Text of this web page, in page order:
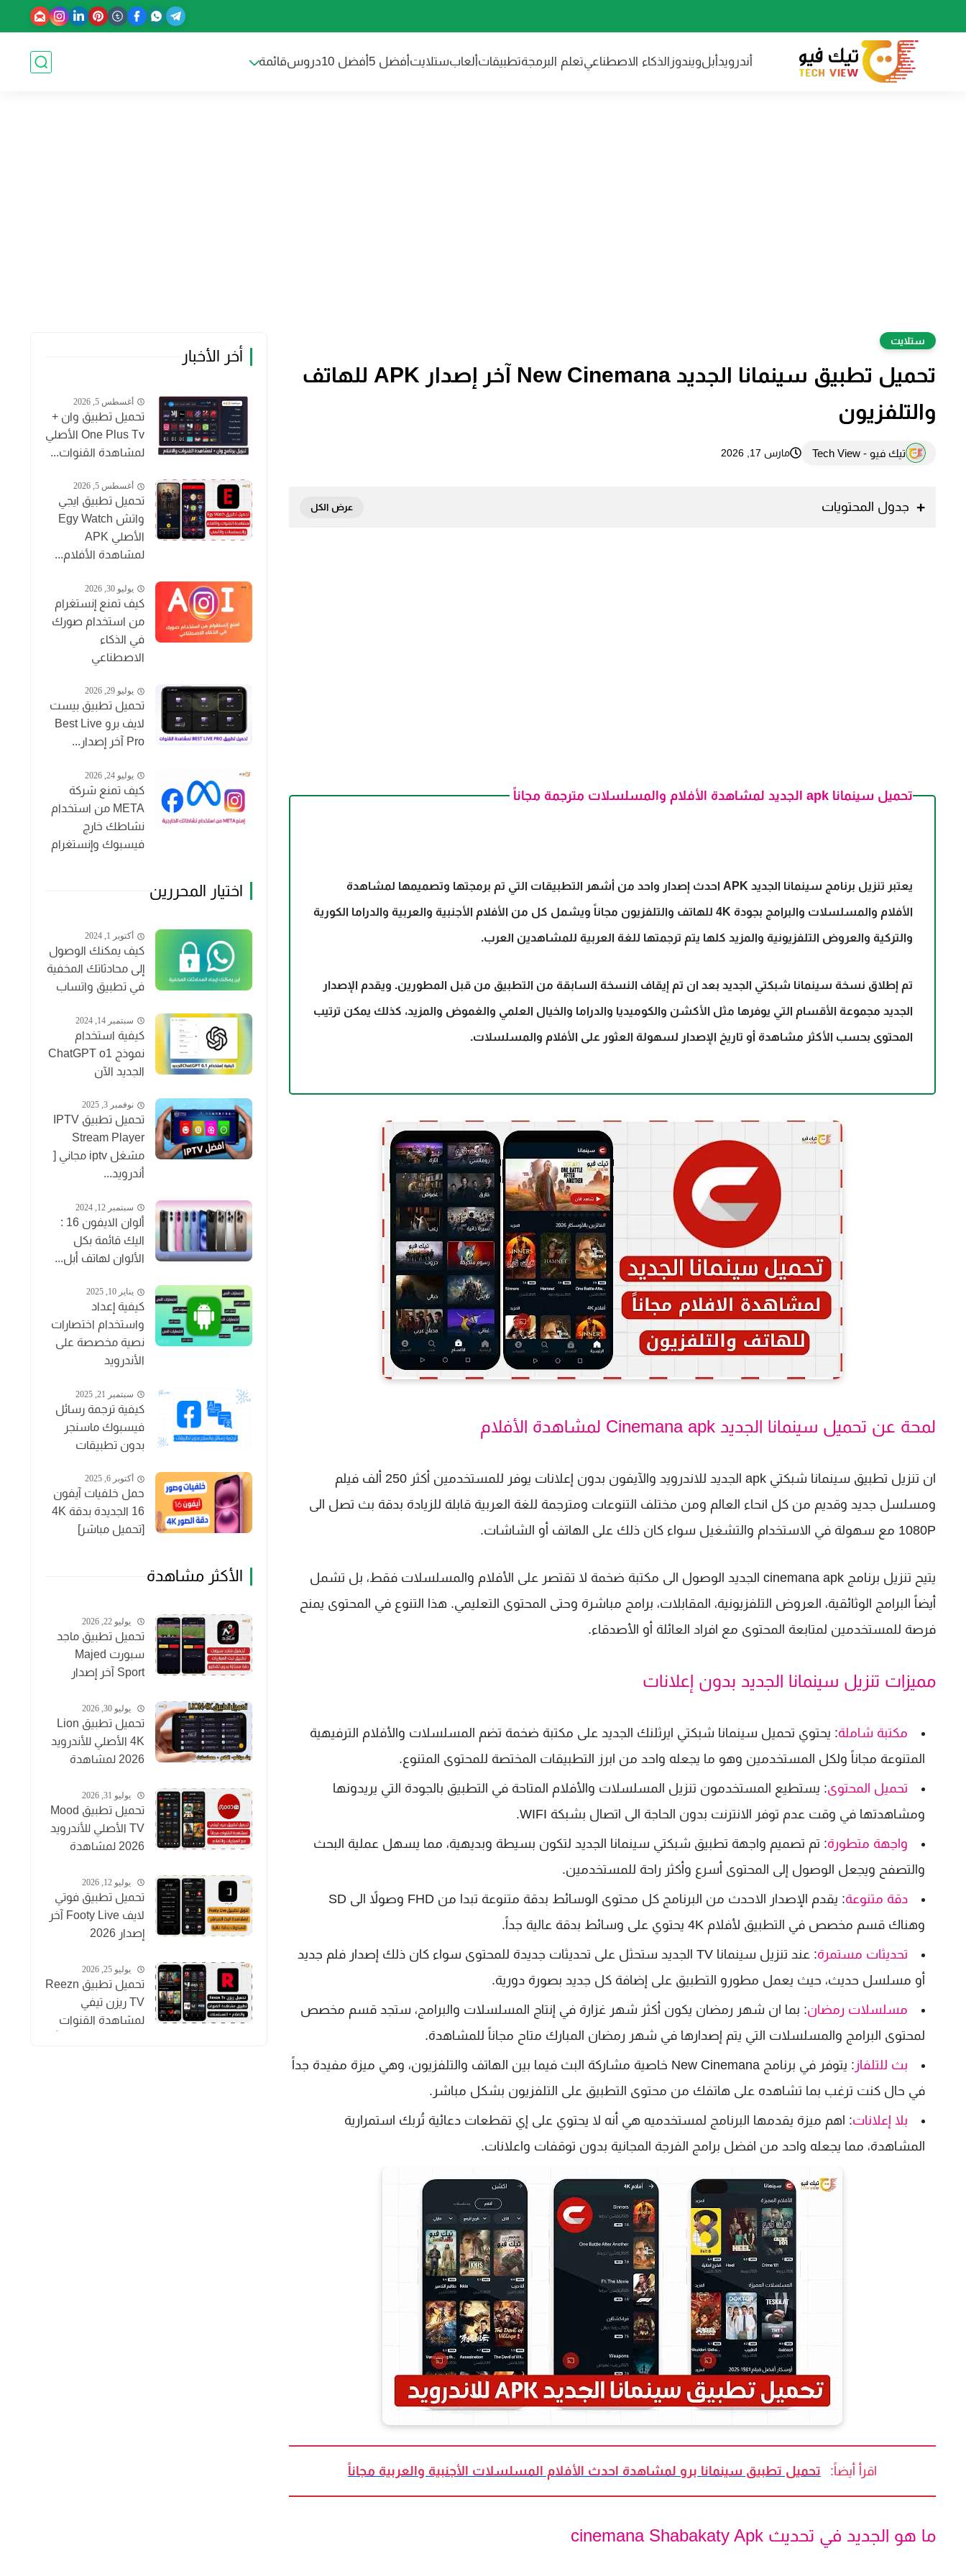
أندرويدأبلويندوز الذكاء الاصطناعيتعلم البرمجةتطبيقاتألعابستلايتأفضل 5 أفضل 10 دروسقائمة
ستلايت
تحميل تطبيق سينمانا الجديد New Cinemana آخر إصدار APK للهاتف
والتلفزيون
تيك فيو - Tech View مارس 17, 2026
جدول المحتويات
تحميل سينمانا apk الجديد لمشاهدة الأفلام والمسلسلات مترجمة مجاناً
يعتبر تنزيل برنامج سينمانا الجديد APK احدث إصدار واحد من أشهر التطبيقات التي تم برمجتها وتصميمها لمشاهدة
الأفلام والمسلسلات والبرامج بجودة 4K للهاتف والتلفزيون مجاناً ويشمل كل من الأفلام الأجنبية والعربية والدراما الكورية
والتركية والعروض التلفزيونية والمزيد كلها يتم ترجمتها للغة العربية للمشاهدين العرب.
تم إطلاق نسخة سينمانا شبكتي الجديد بعد ان تم إيقاف النسخة السابقة من التطبيق من قبل المطورين. ويقدم الإصدار
الجديد مجموعة الأقسام التي يوفرها مثل الأكشن والكوميديا والدراما والخيال العلمي والغموض والمزيد، كذلك يمكن ترتيب
المحتوى بحسب الأكثر مشاهدة أو تاريخ الإصدار لسهولة العثور على الأفلام والمسلسلات.
لمحة عن تحميل سينمانا الجديد Cinemana apk لمشاهدة الأفلام
ان تنزيل تطبيق سينمانا شبكتي apk الجديد للاندرويد والآيفون بدون إعلانات يوفر للمستخدمين أكثر 250 ألف فيلم
ومسلسل جديد وقديم من كل انحاء العالم ومن مختلف التنوعات ومترجمة للغة العربية قابلة للزيادة بدقة بث تصل الى
1080P مع سهولة في الاستخدام والتشغيل سواء كان ذلك على الهاتف أو الشاشات.
يتيح تنزيل برنامج cinemana apk الجديد الوصول الى مكتبة ضخمة لا تقتصر على الأفلام والمسلسلات فقط، بل تشمل
أيضاً البرامج الوثائقية، العروض التلفزيونية، المقابلات، برامج مباشرة وحتى المحتوى التعليمي. هذا التنوع في المحتوى يمنح
فرصة للمستخدمين لمتابعة المحتوى مع افراد العائلة أو الأصدقاء.
مميزات تنزيل سينمانا الجديد بدون إعلانات
مكتبة شاملة: يحتوي تحميل سينمانا شبكتي ايرثلنك الجديد على مكتبة ضخمة تضم المسلسلات والأفلام الترفيهية
المتنوعة مجاناً ولكل المستخدمين وهو ما يجعله واحد من ابرز التطبيقات المختصة للمحتوى المتنوع.
تحميل المحتوى: يستطيع المستخدمون تنزيل المسلسلات والأفلام المتاحة في التطبيق بالجودة التي يريدونها
ومشاهدتها في وقت عدم توفر الانترنت بدون الحاجة الى اتصال بشبكة WIFI.
واجهة متطورة: تم تصميم واجهة تطبيق شبكتي سينمانا الجديد لتكون بسيطة وبديهية، مما يسهل عملية البحث
والتصفح ويجعل الوصول إلى المحتوى أسرع وأكثر راحة للمستخدمين.
دقة متنوعة
: يقدم الإصدار الاحدث من البرنامج كل محتوى الوسائط بدقة متنوعة تبدا من FHD وصولاً الى SD
وهناك قسم مخصص في التطبيق لأفلام 4K يحتوي على وسائط بدقة عالية جداً.
تحديثات مستمرة
: عند تنزيل سينمانا TV الجديد ستحثل على تحديثات جديدة للمحتوى سواء كان ذلك إصدار فلم جديد
أو مسلسل حديث، حيث يعمل مطورو التطبيق على إضافة كل جديد بصورة دورية.
مسلسلات رمضان: بما ان شهر رمضان يكون أكثر شهر غزارة في إنتاج المسلسلات والبرامج، ستجد قسم مخصص
لمحتوى البرامج والمسلسلات التي يتم إصدارها في شهر رمضان المبارك متاح مجاناً للمشاهدة.
بث للتلفاز
: يتوفر في برنامج New Cinemana خاصية مشاركة البث فيما بين الهاتف والتلفزيون، وهي ميزة مفيدة جداً
في حال كنت ترغب بما تشاهده على هاتفك من محتوى التطبيق على التلفزيون بشكل مباشر.
بلا إعلانات: اهم ميزة يقدمها البرنامج لمستخدميه هي أنه لا يحتوي على إي تقطعات دعائية تُربك استمرارية
المشاهدة، مما يجعله واحد من افضل برامج الفرجة المجانية بدون توقفات واعلانات.
اقرأ أيضاً: تحميل تطبيق سينمانا برو لمشاهدة احدث الأفلام المسلسلات الأجنبية والعربية مجاناً
ما هو الجديد في تحديث cinemana Shabakaty Apk
أخر الأخبار
أغسطس 5, 2026
تحميل تطبيق وان +
One Plus Tv الأصلي
لمشاهدة القنوات...
أغسطس 5, 2026
تحميل تطبيق ايجي
واتش Egy Watch
الأصلي APK
لمشاهدة الأفلام...
يوليو 30, 2026
كيف تمنع إنستغرام
من استخدام صورك
في الذكاء
الاصطناعي
يوليو 29, 2026
تحميل تطبيق بيست
لايف برو Best Live
Pro آخر إصدار...
يوليو 24, 2026
كيف تمنع شركة
META من استخدام
نشاطك خارج
فيسبوك وإنستغرام
اختيار المحررين
أكتوبر 1, 2024
كيف يمكنك الوصول
إلى محادثاتك المخفية
في تطبيق واتساب
سبتمبر 14, 2024
كيفية استخدام
نموذج ChatGPT o1
الجديد الآن
نوفمبر 3, 2025
تحميل تطبيق IPTV
Stream Player
مشغل iptv مجاني [
أندرويد...
سبتمبر 12, 2024
ألوان الايفون 16 :
اليك قائمة بكل
الألوان لهاتف أبل...
يناير 10, 2025
كيفية إعداد
واستخدام اختصارات
نصية مخصصة على
الأندرويد
سبتمبر 21, 2025
كيفية ترجمة رسائل
فيسبوك ماسنجر
بدون تطبيقات
أكتوبر 6, 2025
حمل خلفيات آيفون
16 الجديدة بدقة 4K
[تحميل مباشر]
الأكثر مشاهدة
يوليو 22, 2026
تحميل تطبيق ماجد
سبورت Majed
Sport آخر إصدار
المباريات مجاناً
يوليو 30, 2026
تحميل تطبيق Lion
4K الأصلي للأندرويد
2026 لمشاهدة
مجاناًيوليو 31, 2026
تحميل تطبيق Mood
TV الأصلي للأندرويد
2026 لمشاهدة
والأفلام
يوليو 12, 2026
تحميل تطبيق فوتي
لايف Footy Live آخر
إصدار 2026
بث مباشر
يوليو 25, 2026
تحميل تطبيق Reezn
TV ريزن تيفي
لمشاهدة القنوات